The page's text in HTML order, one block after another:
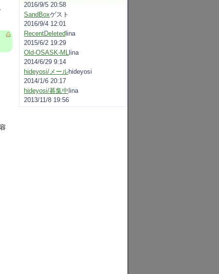
2016/9/5 20:58
SandBoxゲスト
2016/9/4 12:01
RecentDeletedlina
2015/6/2 19:29
Old-OSASK-ML lina
2014/6/29 9:14
hideyosi/メールhideyosi
2014/1/6 20:17
hideyosi/募集中lina
2013/11/8 19:56